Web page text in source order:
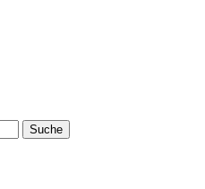
Suche